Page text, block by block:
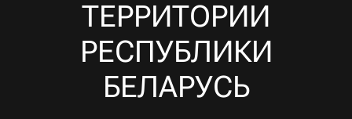
ТЕРРИТОРИИ
РЕСПУБЛИКИ
БЕЛАРУСЬ